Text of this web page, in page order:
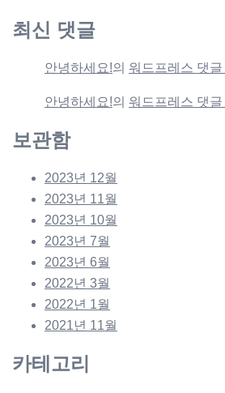
최신 댓글
안녕하세요!의 워드프레스 댓
안녕하세요!의 워드프레스 댓
보관함
2023년 12월
2023년 11월
2023년 10월
2023년 7월
2023년 6월
2022년 3월
2022년 1월
2021년 11월
카테고리